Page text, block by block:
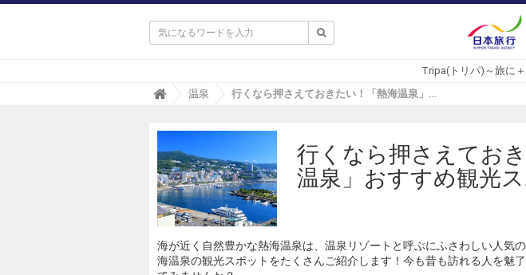
Tripa(トリパ)～旅に
T
a
(
ト
リ
パ
温泉 行くなら押さえておきたい！「熱海温泉」おすすめ観光スポット - Tripa(トリパ)
行くなら押さえてお
温泉」おすすめ観光
海が近く自然豊かな熱海温泉は、温泉リゾートと呼ぶにふさわしい人気
海温泉の観光スポットをたくさんご紹介します！今も昔も訪れる人を魅